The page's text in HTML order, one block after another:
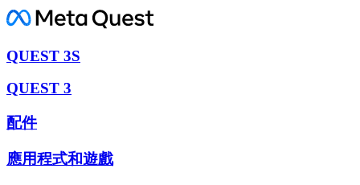
QUEST 3S
QUEST 3
配件
應用程式和遊戲